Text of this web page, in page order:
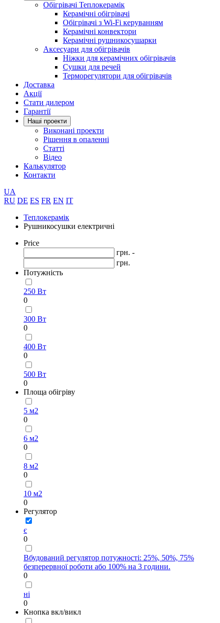
Обігрівачі Теплокерамік
Керамічні обігрівачі
Обігрівачі з Wi-Fi керуванням
Керамічні конвектори
Керамічні рушникосушарки
Аксесуари для обігрівачів
Ніжки для керамічних обігрівачів
Сушки для речей
Терморегулятори для обігрівачів
Доставка
Акції
Стати дилером
Гарантії
Нашi проекти
Виконані проекти
Рішення в опаленні
Статті
Відео
Калькулятор
Контакти
UA
RU DE ES FR EN IT
Теплокерамік
Рушникосушки електричні
Price
грн. -
грн.
Потужність
250 Вт
0
300 Вт
0
400 Вт
0
500 Вт
0
Площа обігріву
5 м2
0
6 м2
0
8 м2
0
10 м2
0
Регулятор
є
0
Вбудований регулятор потужності: 25%, 50%, 75%
безперервної роботи або 100% на 3 години.
0
ні
0
Кнопка вкл/викл